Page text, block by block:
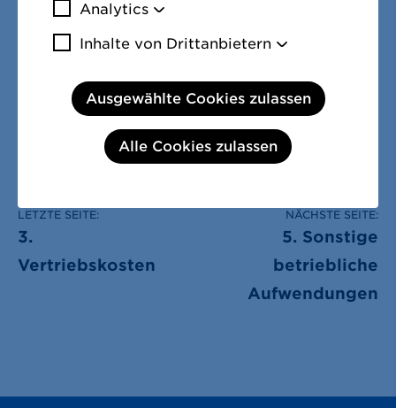
LETZTE SEITE:
3.
Vertriebskosten
NÄCHSTE SEITE:
5. Sonstige
betriebliche
Aufwendungen
Analytics Mehr Informationen
Inhalte von Drittanbietern Mehr
Ausgewählte Cookies zulassen
Alle Cookies zulassen